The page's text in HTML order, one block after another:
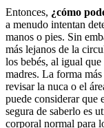
Entonces, ¿cómo
a menudo intentan
manos o pies. Sin
más lejanos de la
los bebés, al igual
madres. La forma
revisar la nuca o el
puede considerar que
segura de saberlo es
corporal normal para